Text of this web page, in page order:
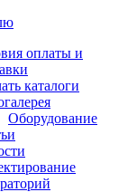
оплаты и
каталоги
Оборудование